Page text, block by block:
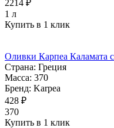
2214 ₽
1 л
Купить в 1 клик
Оливки Карпеа Каламата
Страна: Греция
Масса: 370
Бренд: Karpea
428 ₽
370
Купить в 1 клик